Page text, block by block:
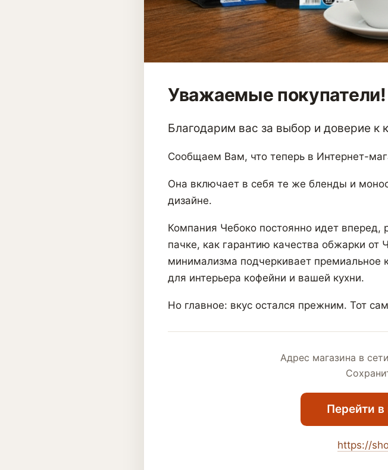
Уважаемые покупатели!
Благодарим вас за выбор и доверие к
Сообщаем Вам, что теперь в Интернет-
Она включает в себя те же бленды и
дизайне.
Компания Чебоко постоянно идет вперед,
пачке, как гарантию качества обжарки от
минимализма подчеркивает премиальное
для интерьера кофейни и вашей кухни.
Но главное: вкус остался прежним. Тот
Адрес магазина в
Перейти
https://